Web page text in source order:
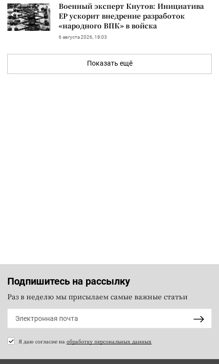
Военный эксперт Кнутов: Инициатива
ЕР ускорит внедрение разработок
«народного ВПК» в войска
6 августа 2026, 18:03
Показать ещё
Подпишитесь на рассылку
Раз в неделю мы присылаем самые важные статьи
Я даю согласие на обработку персональных данных